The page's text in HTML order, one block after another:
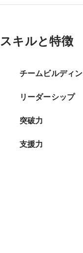
スキルと特徴
チームビルディ
リーダーシップ
突破力
支援力